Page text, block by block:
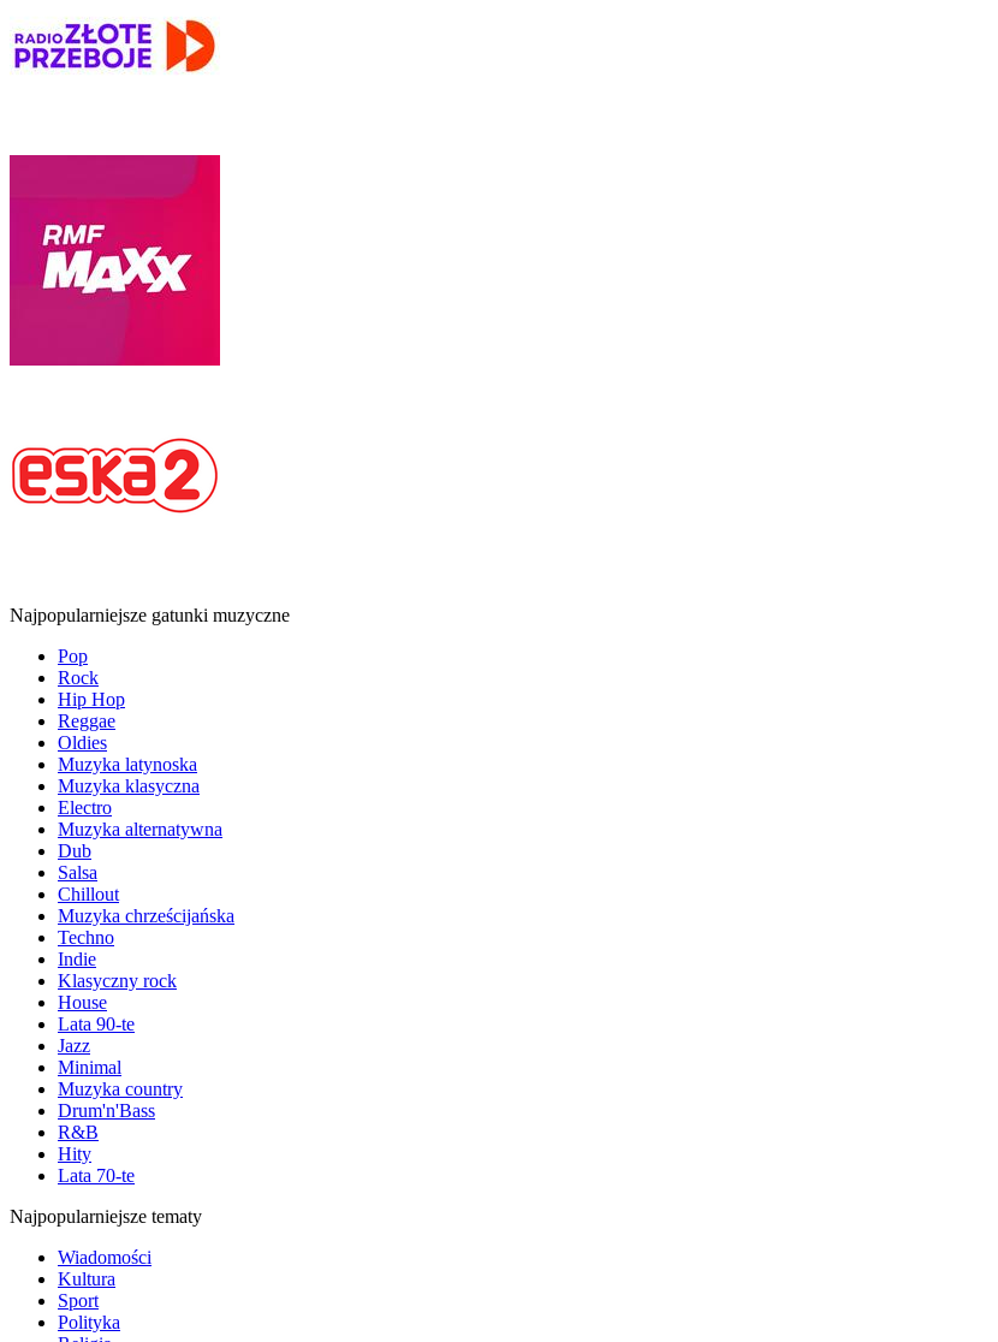
Najpopularniejsze gatunki muzyczne
Pop
Rock
Hip Hop
Reggae
Oldies
Muzyka latynoska
Muzyka klasyczna
Electro
Muzyka alternatywna
Dub
Salsa
Chillout
Muzyka chrześcijańska
Techno
Indie
Klasyczny rock
House
Lata 90-te
Jazz
Minimal
Muzyka country
Drum'n'Bass
R&B
Hity
Lata 70-te
Najpopularniejsze tematy
Wiadomości
Kultura
Sport
Polityka